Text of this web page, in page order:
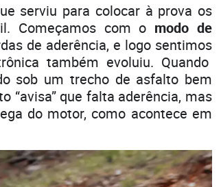
serviu para colocar à prova os
Começamos com o modo de
de aderência, e logo sentimos
também evoluiu. Quando
sob um trecho de asfalto bem
“avisa” que falta aderência, mas
do motor, como acontece em